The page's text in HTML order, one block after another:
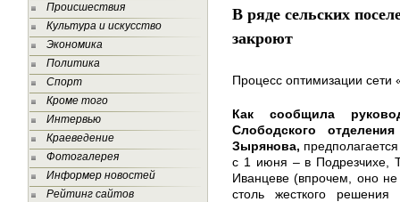
Происшествия
Культура и искусство
Экономика
Политика
Спорт
Кроме того
Интервью
Краеведение
Фотогалерея
Информер новостей
Рейтинг сайтов
В ряде сельских
закроют
Процесс оптимизации сети
Как сообщила
Слободского
Зырянова,
с 1 июня – в Подрезчихе,
Иванцеве (впрочем, оно
столь жесткого решения